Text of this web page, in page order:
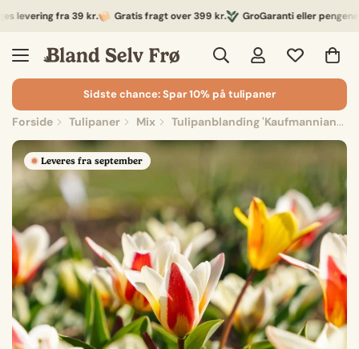
fra 39 kr. Gratis fragt over 399 kr. GroGaranti eller pengene
Sidste chance: Spar 10% på tulipaner
Forside Tulipaner Mix Tulipanblanding 'Kaufmanniana Mixed'
Leveres fra september